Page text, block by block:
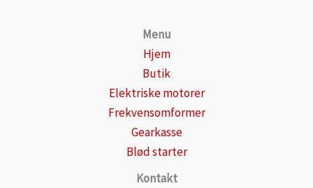
Menu
Hjem
Butik
Elektriske motorer
Frekvensomformer
Gearkasse
Blød starter
Kontakt